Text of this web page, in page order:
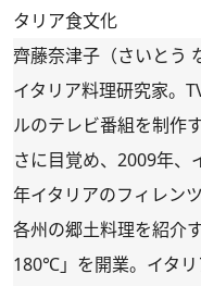
タリア食文化
齊藤奈津子（さいとう
イタリア料理研究家。
ルのテレビ番組を制作
さに目覚め、2009年、
年イタリアのフィレン
各州の郷土料理を紹介
180℃」を開業。イタ